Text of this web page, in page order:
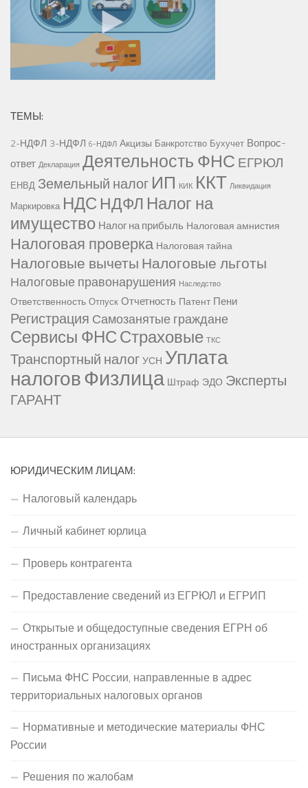
ТЕМЫ:
2-НДФЛ 3-НДФЛ 6-НДФЛ Акцизы Банкротство Бухучет Вопрос-
ответ Декларация Деятельность ФНС ЕГРЮЛ
ЕНВД Земельный налог ИП КИК ККТ Ликвидация
Маркировка НДС НДФЛ Налог на
имущество Налог на прибыль Налоговая амнистия
Налоговая проверка Налоговая тайна
Налоговые вычетыНалоговые льготы
Налоговые правонарушения Наследство
Ответственность Отпуск Отчетность Патент Пени
Регистрация Самозанятые граждане
Сервисы ФНССтраховые ТКС
Транспортный налогУСН Уплата
налоговФизлица Штраф ЭДО Эксперты
ГАРАНТ
ЮРИДИЧЕСКИМ ЛИЦАМ:
Налоговый календарь
Личный кабинет юрлица
Проверь контрагента
Предоставление сведений из ЕГРЮЛ и ЕГРИП
Открытые и общедоступные сведения ЕГРН об
иностранных организациях
Письма ФНС России, направленные в адрес
территориальных налоговых органов
Нормативные и методические материалы ФНС
России
Решения по жалобам